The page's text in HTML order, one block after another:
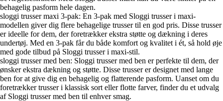
behagelig pasform hele dagen.
sloggi trusser maxi 3-pak: En 3-pak med Sloggi trusser i maxi-
modellen giver dig flere behagelige trusser til en god pris. Disse trusser
er ideelle for dem, der foretrækker ekstra støtte og dækning i deres
undertøj. Med en 3-pak får du både komfort og kvalitet i ét, så hold øje
med gode tilbud på Sloggi trusser i maxi-stil.
sloggi trusser med ben: Sloggi trusser med ben er perfekte til dem, der
ønsker ekstra dækning og støtte. Disse trusser er designet med lange
ben for at give dig en behagelig og flatterende pasform. Uanset om du
foretrækker trusser i klassisk sort eller flotte farver, finder du et udvalg
af Sloggi trusser med ben til enhver smag.